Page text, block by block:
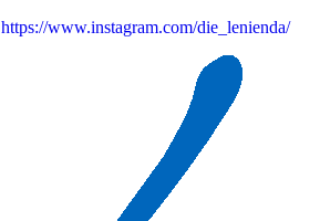
https://www.instagram.com/die_lenienda/